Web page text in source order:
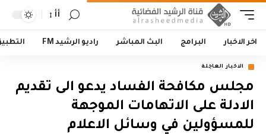
أأ
اخر الاخبار البرامج البث المباشر راديو الرشيد FM
الاخبار العاجلة
مجلس مكافحة الفساد يدعو الى تقديم
الادلة على الاتهامات الموجهة
للمسؤولين في وسائل الاعلام